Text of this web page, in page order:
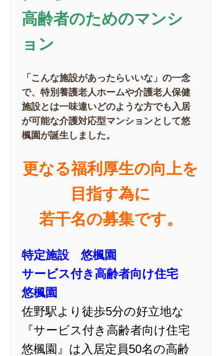
高齢者のためのマンシ
ョン
「こんな施設があったらいいな」の一念
で、特別養護老人ホームや介護老人保健
施設とは一味違いどのような方でも入居
が可能な介護対応型マンションとして悠
楓園が誕生しました。
更なる福利厚生の向上を
目指す為に
若干名の募集です。
特定施設 悠楓園
サービス付き高齢者向け住宅
悠楓園
佐野駅より徒歩5分の好立地な
『サービス付き高齢者向け住宅
悠楓園』は入居定員50名の高齢